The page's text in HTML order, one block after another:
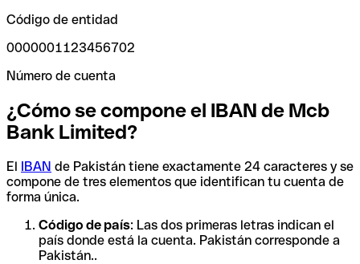
Código de entidad
0000001123456702
Número de cuenta
¿Cómo se compone el IBAN de Mcb
Bank Limited?
El IBAN de Pakistán tiene exactamente 24 caracteres y se
compone de tres elementos que identifican tu cuenta de
forma única.
Código de país: Las dos primeras letras indican el
país donde está la cuenta. Pakistán corresponde a
Pakistán..